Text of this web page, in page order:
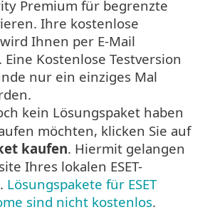
Premium für begrenzte
Ihre kostenlose
Ihnen per E-Mail
Kostenlose Testversion
nur ein einziges Mal
kein Lösungspaket haben
möchten, klicken Sie auf
kaufen. Hiermit gelangen
Ihres lokalen ESET-
Lösungspakete für ESET
sind nicht kostenlos.